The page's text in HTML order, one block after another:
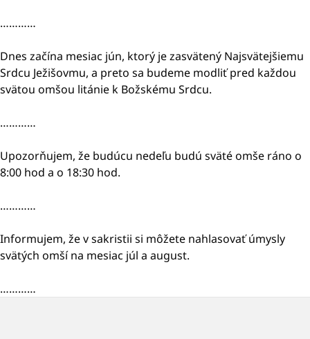
…………
Dnes začína mesiac jún, ktorý je zasvätený Najsvätejšiemu
Srdcu Ježišovmu, a preto sa budeme modliť pred každou
svätou omšou litánie k Božskému Srdcu.
…………
Upozorňujem, že budúcu nedeľu budú sväté omše ráno o
8:00 hod a o 18:30 hod.
…………
Informujem, že v sakristii si môžete nahlasovať úmysly
svätých omší na mesiac júl a august.
…………